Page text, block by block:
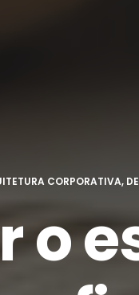
CORPORATIVA,
o